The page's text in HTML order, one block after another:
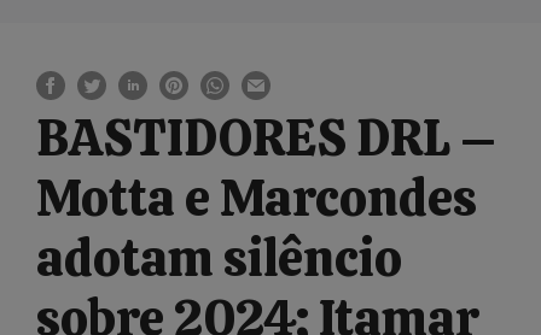
BASTIDORES DRL –
Motta e Marcondes
adotam silêncio
sobre 2024; Itamar